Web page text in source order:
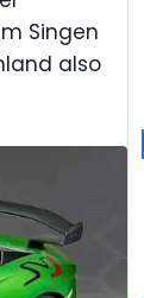
Singen
also